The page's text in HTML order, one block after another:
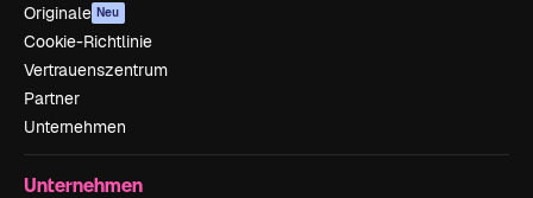
Originale Neu
Cookie-Richtlinie
Vertrauenszentrum
Partner
Unternehmen
Unternehmen